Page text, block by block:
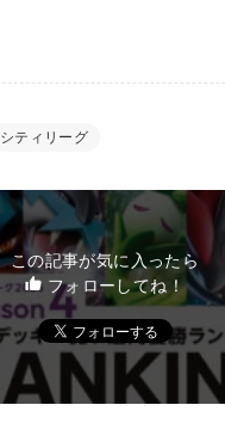
シティリーグ
この記事が気に入ったら
フォローしてね！